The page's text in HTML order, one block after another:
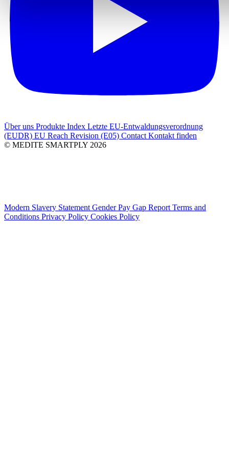
Über uns Produkte Index Letzte EU-Entwaldungsverordnung
(EUDR) EU Reach Revision (E05) Contact Kontakt finden
© MEDITE SMARTPLY 2026
Modern Slavery Statement Gender Pay Gap Report Terms and
Conditions Privacy Policy Cookies Policy